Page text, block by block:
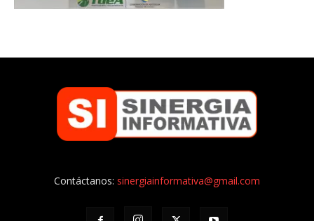
Contáctanos: sinergiainformativa@gmail.com